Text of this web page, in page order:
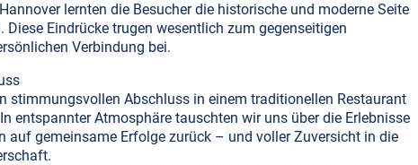
lernten die Besucher die historische und moderne Seite
Diese Eindrücke trugen wesentlich zum gegenseitigen
Verbindung bei.
stimmungsvollen Abschluss in einem traditionellen Restaurant
entspannter Atmosphäre tauschten wir uns über die Erlebnisse
auf gemeinsame Erfolge zurück – und voller Zuversicht in die